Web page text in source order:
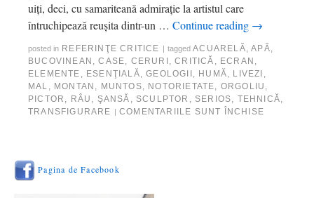
uiţi, deci, cu samariteană admiraţie la artistul care
întruchipează reuşita dintr-un … Continue reading →
posted in REFERINŢE CRITICE tagged ACUARELĂ,APĂ,
BUCOVINEAN ,CASE, CERURI ,CRITICĂ , ECRAN ,
ELEMENTE , ESENŢIALĂ,GEOLOGII , HUMĂ, LIVEZI ,
MAL , MONTAN , MUNTOS, NOTORIETATE, ORGOLIU ,
PICTOR , RÂU , ŞANSĂ , SCULPTOR , SERIOS, TEHNICĂ,
TRANSFIGURARE
COMENTARIILE SUNT ÎNCHISE
Pagina de Facebook